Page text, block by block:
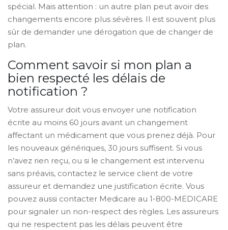
spécial. Mais attention : un autre plan peut avoir des
changements encore plus sévères. Il est souvent plus
sûr de demander une dérogation que de changer de
plan.
Comment savoir si mon plan a
bien respecté les délais de
notification ?
Votre assureur doit vous envoyer une notification
écrite au moins 60 jours avant un changement
affectant un médicament que vous prenez déjà. Pour
les nouveaux génériques, 30 jours suffisent. Si vous
n’avez rien reçu, ou si le changement est intervenu
sans préavis, contactez le service client de votre
assureur et demandez une justification écrite. Vous
pouvez aussi contacter Medicare au 1-800-MEDICARE
pour signaler un non-respect des règles. Les assureurs
qui ne respectent pas les délais peuvent être